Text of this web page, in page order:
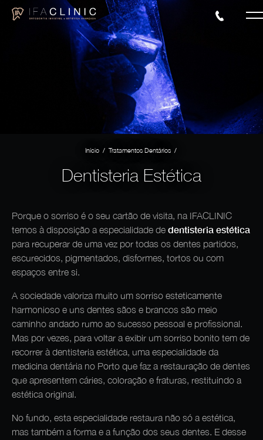
Início/ Tratamentos Dentários/
Dentisteria Estética
Porque o sorriso é o seu cartão de visita, na IFACLINIC
temos à disposição a especialidade de dentisteria estética
para recuperar de uma vez por todas os dentes partidos,
escurecidos, pigmentados, disformes, tortos ou com
espaços entre si.
A sociedade valoriza muito um sorriso esteticamente
harmonioso e uns dentes sãos e brancos são meio
caminho andado rumo ao sucesso pessoal e profissional.
Mas por vezes, para voltar a exibir um sorriso bonito tem de
recorrer à dentisteria estética, uma especialidade da
medicina dentária no Porto que faz a restauração de dentes
que apresentem cáries, coloração e fraturas, restituindo a
estética original.
No fundo, esta especialidade restaura não só a estética,
mas também a forma e a função dos seus dentes. E desse